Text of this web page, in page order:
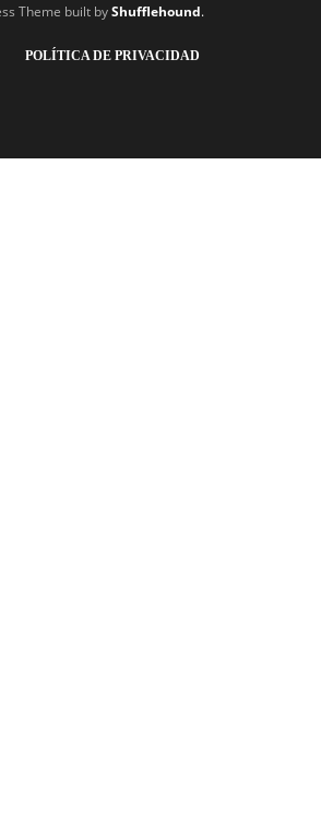
Theme built byShufflehound.
POLÍTICA DE PRIVACIDAD